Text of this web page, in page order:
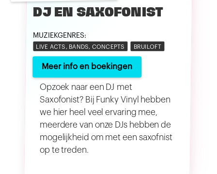
DJ EN SAXOFONIST
MUZIEKGENRES:
LIVE ACTS, BANDS, CONCEPTS BRUILOFT
Meer info en boekingen
Opzoek naar een DJ met
Saxofonist? Bij Funky Vinyl hebben
we hier heel veel ervaring mee,
meerdere van onze DJs hebben de
mogelijkheid om met een saxofnist
op te treden.